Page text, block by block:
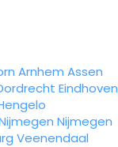
Arnhem Assen
Eindhoven
Nijmegen
Veenendaal